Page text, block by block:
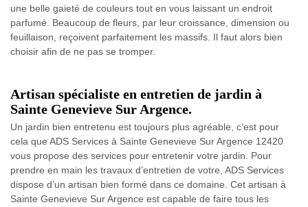
une belle gaieté de couleurs tout en vous laissant un endroit
parfumé. Beaucoup de fleurs, par leur croissance, dimension ou
feuillaison, reçoivent parfaitement les massifs. Il faut alors bien
choisir afin de ne pas se tromper.
Artisan spécialiste en entretien de jardin à
Sainte Genevieve Sur Argence.
Un jardin bien entretenu est toujours plus agréable, c'est pour
cela que ADS Services à Sainte Genevieve Sur Argence 12420
vous propose des services pour entretenir votre jardin. Pour
prendre en main les travaux d’entretien de votre, ADS Services
dispose d’un artisan bien formé dans ce domaine. Cet artisan à
Sainte Genevieve Sur Argence est capable de faire tous les